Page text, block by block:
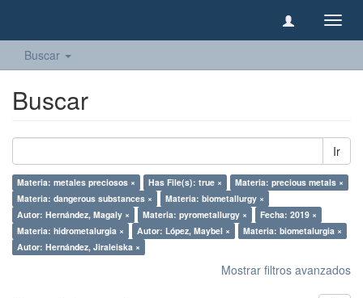
Buscar
Buscar
Ir
Materia: metales preciosos × Has File(s): true ×
Materia: precious metals ×
Materia: dangerous substances ×
Materia: biometallurgy ×
Autor: Hernández, Magaly ×
Materia: pyrometallurgy ×
Fecha: 2019 ×
Materia: hidrometalurgia ×
Autor: López, Maybel ×
Materia: biometalurgia ×
Autor: Hernández, Jiraleiska ×
Mostrar filtros avanzados